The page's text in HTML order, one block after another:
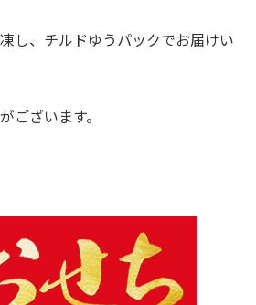
し、チルドゆうパックでお届けい
ございます。